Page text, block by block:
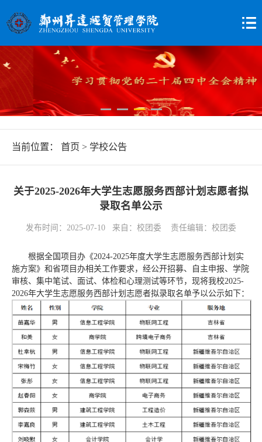
当前位置： 首页 > 学校公告
关于2025-2026年大学生志愿服务西部计划志愿者拟
录取名单公示
发布时间：2025-07-10 来自：校团委 责任编辑：校团委
根据全国项目办《2024-2025年度大学生志愿服务西部计划实
施方案》和省项目办相关工作要求，经公开招募、自主申报、学院
审核、集中笔试、面试、体检和心理测试等环节，现将我校2025-
2026年大学生志愿服务西部计划志愿者拟录取名单予以公示如下：